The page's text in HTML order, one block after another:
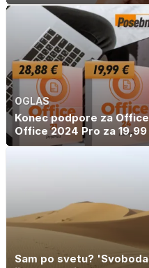
OGLAS
Konec podpore za
Office 2024 Pro za 19,99
Sam po svetu?